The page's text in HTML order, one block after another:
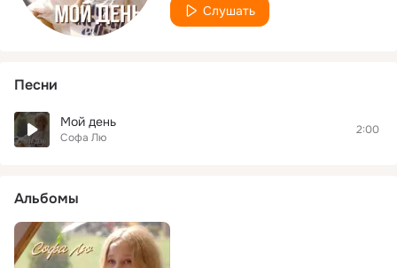
Слушать
Песни
Мой день
Софа Лю
2:00
Альбомы